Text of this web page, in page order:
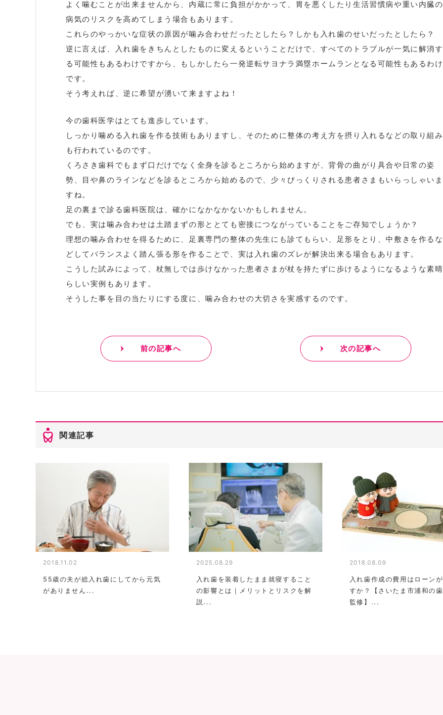
よく噛むことが出来ませんから、内蔵に常に負担がかかって、胃を悪くしたり生活習慣病や重い内臓の
病気のリスクを高めてしまう場合もあります。
これらのやっかいな症状の原因が噛み合わせだったとしたら？しかも入れ歯のせいだったとしたら？
逆に言えば、入れ歯をきちんとしたものに変えるということだけで、すべてのトラブルが一気に解消す
る可能性もあるわけですから、もしかしたら一発逆転サヨナラ満塁ホームランとなる可能性もあるわけ
です。
そう考えれば、逆に希望が湧いて来ますよね！
今の歯科医学はとても進歩しています。
しっかり噛める入れ歯を作る技術もありますし、そのために整体の考え方を摂り入れるなどの取り組み
も行われているのです。
くろさき歯科でもまず口だけでなく全身を診るところから始めますが、背骨の曲がり具合や日常の姿
勢、目や鼻のラインなどを診るところから始めるので、少々びっくりされる患者さまもいらっしゃいま
すね。
足の裏まで診る歯科医院は、確かになかなかないかもしれません。
でも、実は噛み合わせは土踏まずの形ととても密接につながっていることをご存知でしょうか？
理想の噛み合わせを得るために、足裏専門の整体の先生にも診てもらい、足形をとり、中敷きを作るな
どしてバランスよく踏ん張る形を作ることで、実は入れ歯のズレが解決出来る場合もあります。
こうした試みによって、杖無しでは歩けなかった患者さまが杖を持たずに歩けるようになるような素晴
らしい実例もあります。
そうした事を目の当たりにする度に、噛み合わせの大切さを実感するのです。
前の記事へ 次の記事へ
関連記事
2018.11.02
55歳の夫が総入れ歯にしてから元気
がありません...
2025.08.29
入れ歯を装着したまま就寝すること
の影響とは｜メリットとリスクを解
説...
2018.08.09
入れ歯作成の費用はローン
すか？【さいたま市浦和の
監修】...